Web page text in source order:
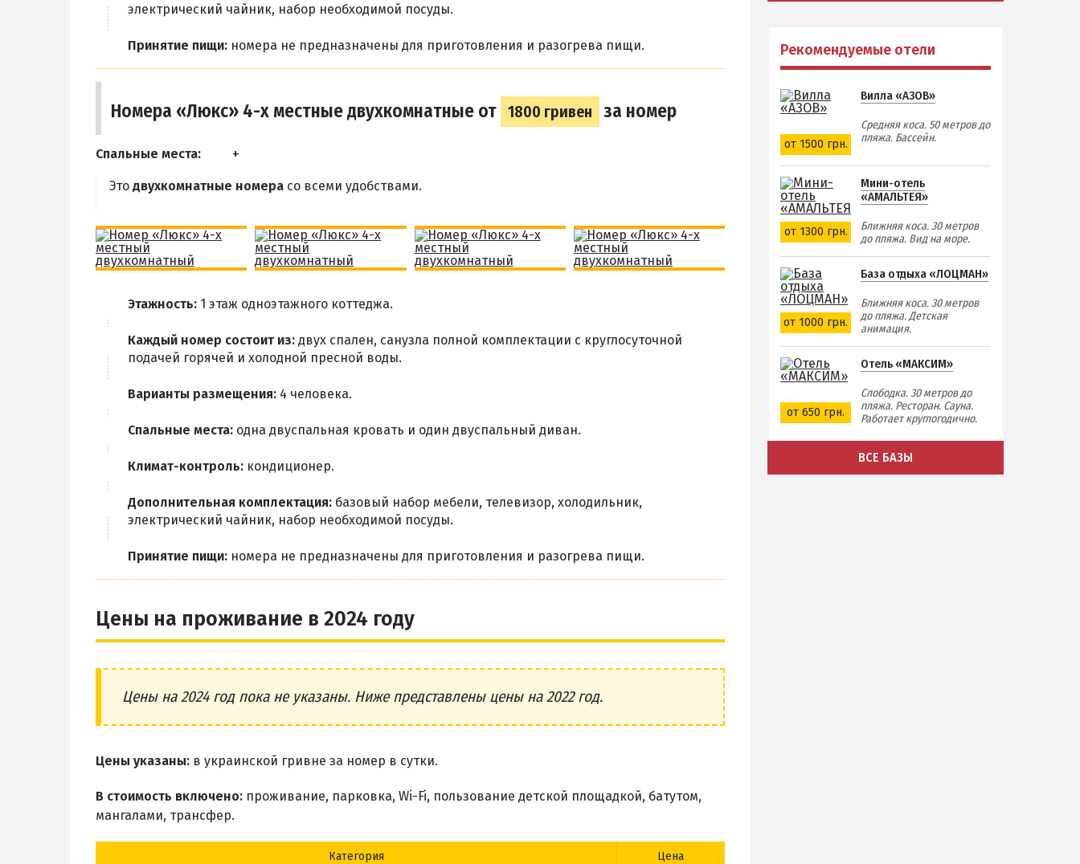
электрический чайник, набор необходимой посуды.
Принятие пищи: номера не предназначены для приготовления и разогрева пищи.
Номера «Люкс» 4-х местные двухкомнатные от 1800 гривен за номер
Спальные места:
Это двухкомнатные номера со всеми удобствами.
Этажность: 1 этаж одноэтажного коттеджа.
Каждый номер состоит из: двух спален, санузла полной комплектации с круглосуточной
подачей горячей и холодной пресной воды.
Варианты размещения: 4 человека.
Спальные места: одна двуспальная кровать и один двуспальный диван.
Климат-контроль: кондиционер.
Дополнительная комплектация: базовый набор мебели, телевизор, холодильник,
электрический чайник, набор необходимой посуды.
Принятие пищи: номера не предназначены для приготовления и разогрева пищи.
Цены на проживание в 2024 году
Цены на 2024 год пока не указаны. Ниже представлены цены на 2022 год.
Цены указаны: в украинской гривне за номер в сутки.
В стоимость включено: проживание, парковка, Wi-Fi, пользование детской площадкой, батутом,
мангалами, трансфер.
Категория
Цена
Рекомендуемые отели
от 1500 грн.
Вилла «АЗОВ»
Средняя коса. 50 метров до
пляжа. Бассейн.
от 1300 грн.
Мини-отель
«АМАЛЬТЕЯ»
Ближняя коса. 30 метров
до пляжа. Вид на море.
от 1000 грн.
База отдыха «ЛОЦМАН»
Ближняя коса. 30 метров
до пляжа. Детская
анимация.
от 650 грн.
Отель «МАКСИМ»
Слободка. 30 метров до
пляжа. Ресторан. Сауна.
Работает круглогодично.
ВСЕ БАЗЫ